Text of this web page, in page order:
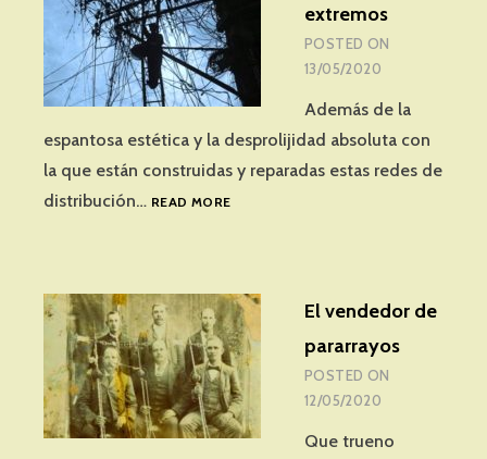
UNIÓN
EUROPEA
extremos
POSTED ON
13/05/2020
Además de la
espantosa estética y la desprolijidad absoluta con
la que están construidas y reparadas estas redes de
distribución… READ MORECABLEADOS
El vendedor de
pararrayos
POSTED ON
12/05/2020
Que trueno